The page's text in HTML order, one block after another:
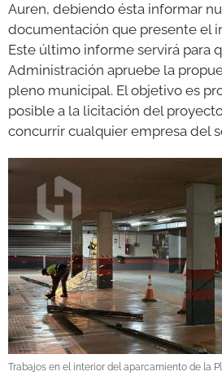
Auren, debiendo ésta informar
documentación que presente el
Este último informe servirá para
Administración apruebe la
pleno municipal. El objetivo es
posible a la licitación del
concurrir cualquier empresa del
Trabajos en el interior del aparcamiento de la